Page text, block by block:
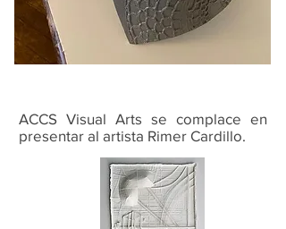
ACCS Visual Arts se complace en
presentar al artista Rimer Cardillo.